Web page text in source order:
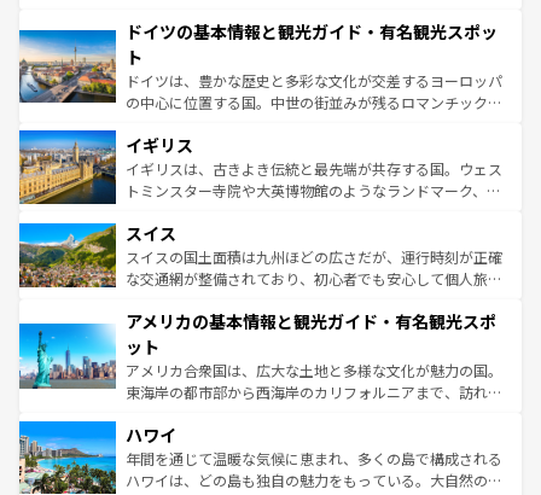
せる。地方によって風土や気候が異なるスペインはその個
ンテンツ一覧 を参照してほしい。
で、幅広い魅力が詰まっている。華麗な宮殿、歴史的な大
聖堂、美しいビーチ、そして豊かな自然が、訪れる者を心
から魅了する。また、フランスは美食の国としても知ら
れ、フランス料理はユネスコ無形文化遺産にも登録されて
香り高いラベンダー畑など、多彩な楽しみ方が可能だ。さ
らに、パリ以外の地域にも魅力が溢れており、どの街角に
も豊かな歴史と文化が息づいている。パリ以外の個性あふ
を参照してほしい。
ドイツの基本情報と観光ガイド・有名観光スポッ
ト
ドイツは、豊かな歴史と多彩な文化が交差するヨーロッパ
の中心に位置する国。中世の街並みが残るロマンチック街
顔を持つこの国は、どこを歩いても飽きることがない。ベ
ルリンの文化的活気、バイエルン州のアルプスの絶景、そ
してライン川沿いのワイン畑といった風景は必見。ビール
は、お酒好きな人にはぜひ体験してほしい。 なお、新着の
ドイツ情報はコンテンツ一覧を参照してほしい。
イギリス
イギリスは、古きよき伝統と最先端が共存する国。ウェス
トミンスター寺院や大英博物館のようなランドマーク、歴
リアごとに異なる魅力がある。また、優雅なアフタヌーン
ティー、ビール好きにはたまらない英国パブ、サッカー観
戦など、本場だからこそできる体験も豊富。イギリスを旅
ンツ一覧を参照してほしい。
スイス
スイスの国土面積は九州ほどの広さだが、運行時刻が正確
な交通網が整備されており、初心者でも安心して個人旅行
の建物がそのまま残る町や、スイスならではのユニークな
博物館もあり、アルプス観光だけでなく町歩きも満喫する
ことができる。国民の所得が高いため物価も高いが、旅行
者向けの交通パス提供のサービスもあり、うまく活用すれ
着のスイス情報は
アメリカの基本情報と観光ガイド・有名観光スポ
ット
アメリカ合衆国は、広大な土地と多様な文化が魅力の国。
東海岸の都市部から西海岸のカリフォルニアまで、訪れる
のような巨大都市は、観光、ショッピング、エンターテイ
ンメントが詰まった刺激的なスポットだ。一方、アメリカ
西部には大自然が広がり、グランドキャニオンやイエロー
ハワイ
年間を通じて温暖な気候に恵まれ、多くの島で構成される
ハワイは、どの島も独自の魅力をもっている。大自然の神